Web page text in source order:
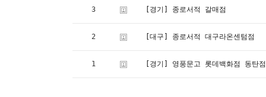
3 [경기] 종로서적 갈매점
2 [대구] 종로서적 대구라온센텀점
1 [경기] 영풍문고 롯데백화점 동탄점